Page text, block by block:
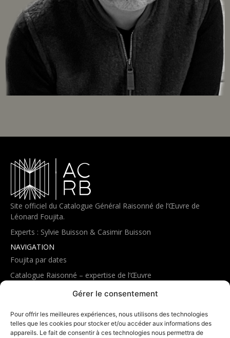
Gérer le consentement
Pour offrir les meilleures expériences, nous utilisons des technologies
telles que les cookies pour stocker et/ou accéder aux informations des
appareils. Le fait de consentir à ces technologies nous permettra de
Site officiel du Catalogue Général Raisonné de l’Œuvre de
Léonard Foujita.
Experts : Sylvie Buisson & Casimir Buisson
NAVIGATION
Foujita par dates
Catalogue Raisonné – expertise de l’Œuvre
Bonus
EXPERTISE